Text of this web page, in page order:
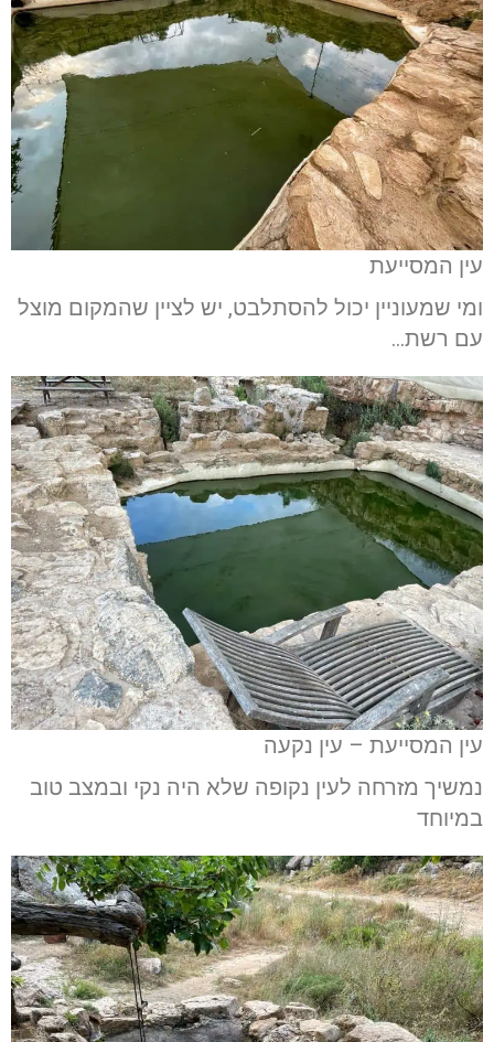
עין המסייעת
ומי שמעוניין יכול להסתלבט, יש לציין שהמקום מוצל
עם רשת…
עין המסייעת – עין נקעה
נמשיך מזרחה לעין נקופה שלא היה נקי ובמצב טוב
במיוחד